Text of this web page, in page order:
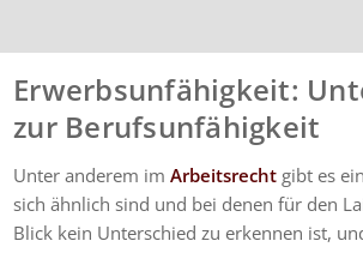
Erwerbsunfähigkeit:
zur Berufsunfähigkeit
Unter anderem imArbeitsrecht gibt es
sich ähnlich sind und bei denen für den
Blick kein Unterschied zu erkennen ist,